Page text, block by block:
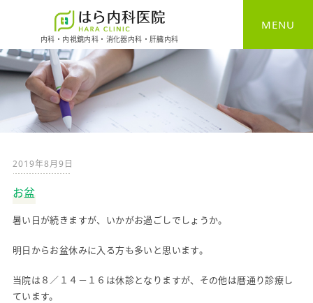
内科・内視鏡内科・消化器内科・肝臓内科
MENU
HOME
一般内科
消化器内科
2019年8月9日
お盆
暑い日が続きますが、いかがお過ごしでしょうか。
明日からお盆休みに入る方も多いと思います。
当院は８／１４－１６は休診となりますが、その他は暦通り診療し
ています。